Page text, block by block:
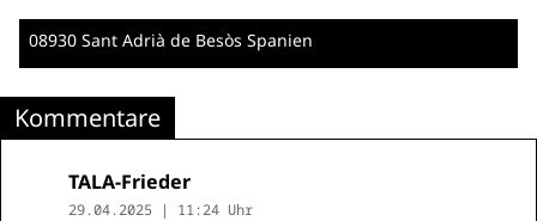
08930 Sant Adrià de Besòs Spanien
Kommentare
TALA-Frieder
29.04.2025 | 11:24 Uhr